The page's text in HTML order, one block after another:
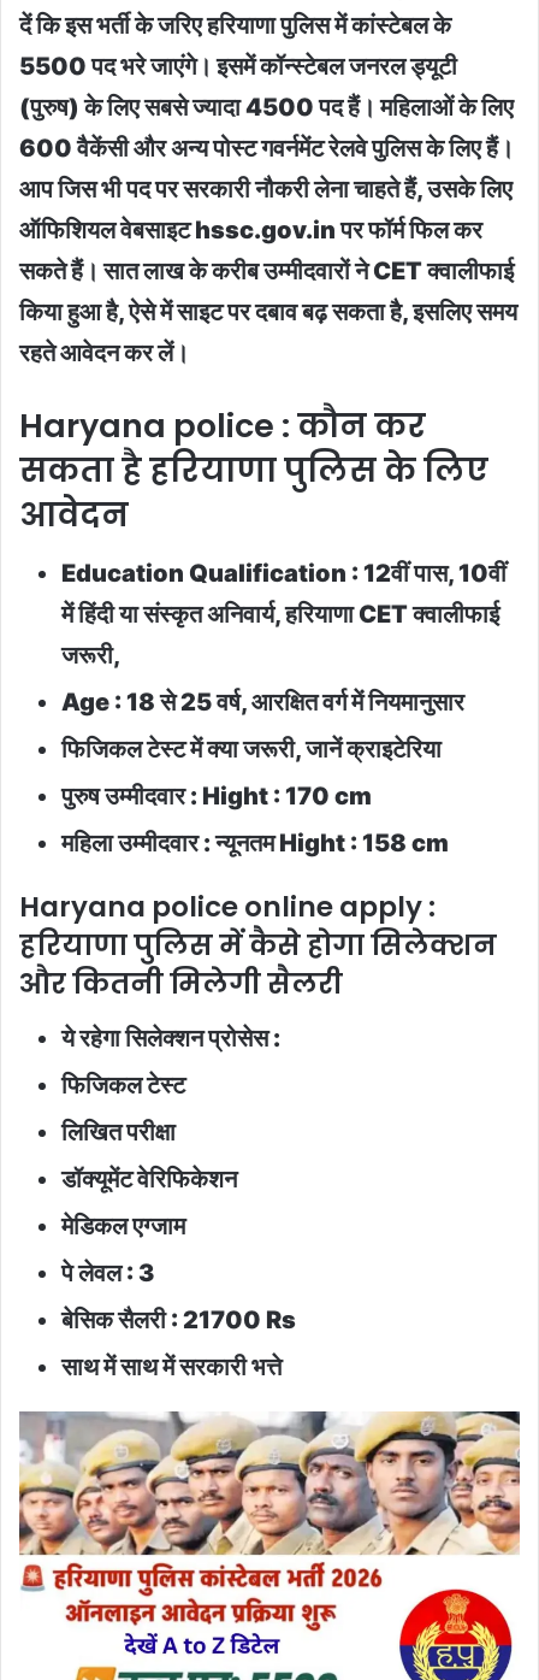
दें कि इस भर्ती के जरिए हरियाणा पुलिस में कांस्टेबल के
5500 पद भरे जाएंगे। इसमें कॉन्स्टेबल जनरल ड्यूटी
(पुरुष) के लिए सबसे ज्यादा 4500 पद हैं। महिलाओं के लिए
600 वैकेंसी और अन्य पोस्ट गवर्नमेंट रेलवे पुलिस के लिए हैं।
आप जिस भी पद पर सरकारी नौकरी लेना चाहते हैं, उसके लिए
ऑफिशियल वेबसाइट hssc.gov.in पर फॉर्म फिल कर
सकते हैं। सात लाख के करीब उम्मीदवारों ने CET क्वालीफाई
किया हुआ है, ऐसे में साइट पर दबाव बढ़ सकता है, इसलिए समय
रहते आवेदन कर लें।
Haryana police : कौन कर
सकता है हरियाणा पुलिस के लिए
आवेदन
Education Qualification : 12वीं पास, 10वीं
में हिंदी या संस्कृत अनिवार्य, हरियाणा CET क्वालीफाई
जरूरी,
Age : 18 से 25 वर्ष, आरक्षित वर्ग में नियमानुसार
फिजिकल टेस्ट में क्या जरूरी, जानें क्राइटेरिया
पुरुष उम्मीदवार : Hight : 170 cm
महिला उम्मीदवार : न्यूनतम Hight : 158 cm
Haryana police online apply :
हरियाणा पुलिस में कैसे होगा सिलेक्शन
और कितनी मिलेगी सैलरी
ये रहेगा सिलेक्शन प्रोसेस :
फिजिकल टेस्ट
लिखित परीक्षा
डॉक्यूमेंट वेरिफिकेशन
मेडिकल एग्जाम
पे लेवल : 3
बेसिक सैलरी : 21700 Rs
साथ में साथ में सरकारी भत्ते